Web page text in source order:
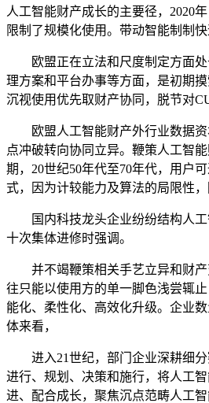
人工智能财产成长的主要径，2020
限制了规模化使用。带动智能制制
欧盟正在立法和尺度制定方面处
理方案和平台办事等方面，是初期
沉视使用优先取财产协同，脱节对
欧盟人工智能财产外行业数据资
点冲破转向协同立异。鞭策人工智
期，20世纪50年代至70年代，用户
式，因为计较能力及算法的局限性
国内科技龙头企业纷纷结构人工
十次集体进修时强调。
并不竭鞭策相关手艺立异和财产
往只能以使用方的单一脚色浅尝辄
能化、柔性化、高效化升级。企业
体来看，
进入21世纪，部门企业深耕细分
进行、规划、决策和施行，将人工
进、配合成长，聚焦沉点范畴人工